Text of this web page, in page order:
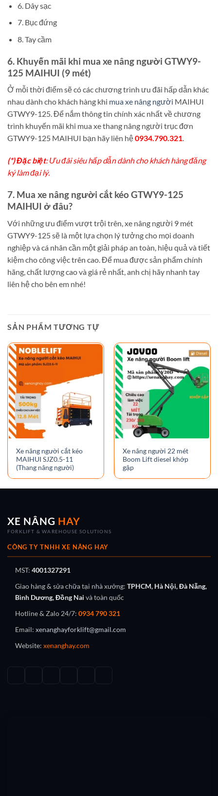
6. Dây sạc
7. Bục đứng
8. Tay cầm
6. Khuyến mãi khi mua xe nâng người GTWY9-
125 MAIHUI (9 mét)
Ở mỗi thời điểm sẽ có các chương trình ưu đãi hấp dẫn khác
nhau dành cho khách hàng khi mua xe nâng người MAIHUI
GTWY9-125. Để nắm thông tin chính xác nhất về chương
trình khuyến mãi khi mua xe thang nâng người trục đơn
GTWY9-125 MAIHUI bạn hãy liên hệ0934.790.321.
(*) Đặc biệt: Ưu đãi siêu hấp dẫn dành cho khách hàng đăng
ký làm đại lý.
7. Mua xe nâng người cắt kéo GTWY9-125
MAIHUI ở đâu?
Với những ưu điểm vượt trội trên, xe nâng người 9 mét
GTWY9-125 sẽ là một lựa chọn lý tưởng cho mọi doanh
nghiệp và cá nhân cần một giải pháp an toàn, hiệu quả và tiết
kiệm cho công việc trên cao. Để mua được sản phẩm chính
hãng, chất lượng cao và giá rẻ nhất, anh chị hãy nhanh tay
liên hệ cho bên em nhé!
SẢN PHẨM TƯƠNG TỰ
Xe nâng người cắt kéo
MAIHUI SJZ0.5-11
(Thang nâng người)
Xe nâng người 22 mét
Boom Lift diesel khớp
gập
XE NÂNG HAY
FORKLIFT & WAREHOUSE SOLUTIONS
CÔNG TY TNHH XE NÂNG HAY
MST: 4001327291
Giao hàng & sửa chữa tại nhà xưởng: TPHCM, Hà Nội, Đà Nẵng,
Bình Dương, Đồng Nai và toàn quốc
Hotline & Zalo 24/7: 0934 790 321
Email: xenanghayforklift@gmail.com
Website: xenanghay.com